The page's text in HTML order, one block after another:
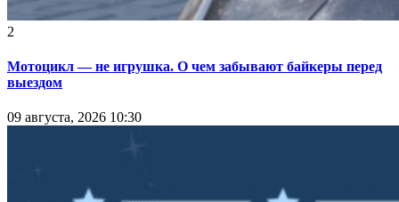
2
Мотоцикл — не игрушка. О чем забывают байкеры перед
выездом
09 августа, 2026 10:30